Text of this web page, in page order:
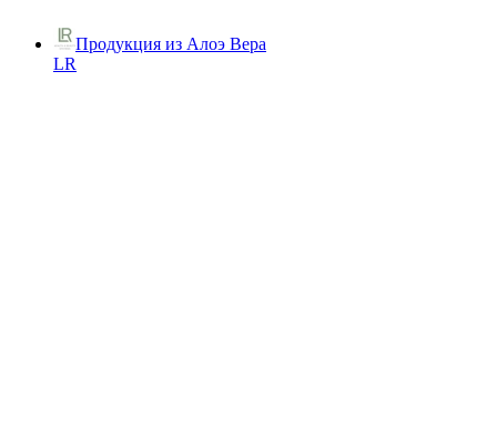
Продукция из Алоэ Вера
LR